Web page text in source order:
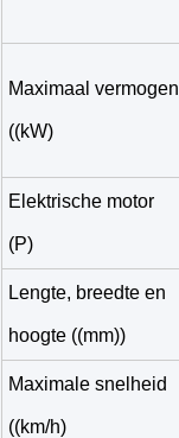
Maximaal vermogen
((kW)
Elektrische motor
(P)
Lengte, breedte en
hoogte ((mm))
Maximale snelheid
((km/h)